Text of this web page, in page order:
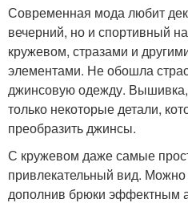
Современная мода любит
вечерний, но и спортивный
кружевом, стразами и
элементами. Не обошла
джинсовую одежду.
только некоторые детали,
преобразить джинсы.
С кружевом даже самые
привлекательный вид.
дополнив брюки эффектным